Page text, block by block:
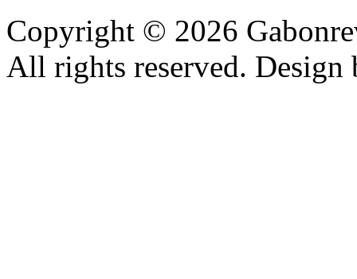
Copyright © 2026
All rights reserved.